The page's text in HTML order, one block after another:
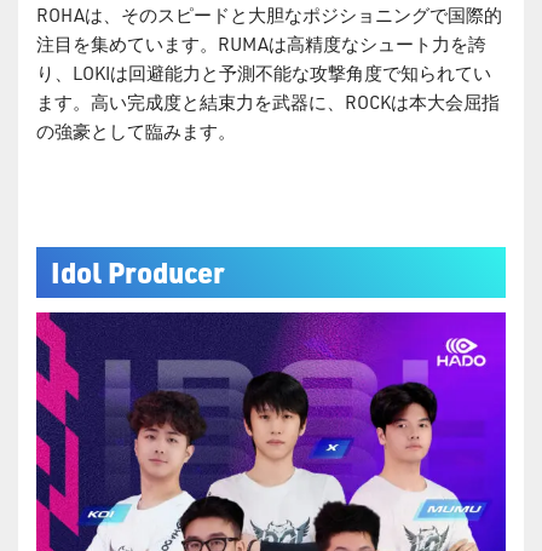
ROHAは、そのスピードと大胆なポジショニングで国際的
注目を集めています。RUMAは高精度なシュート力を誇
り、LOKIは回避能力と予測不能な攻撃角度で知られてい
ます。高い完成度と結束力を武器に、ROCKは本大会屈指
の強豪として臨みます。
Idol Producer